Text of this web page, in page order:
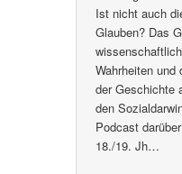
Ist nicht auch
Glauben? Das
Wahrheiten und
der Geschichte
den
Podcast
18./19. Jh…